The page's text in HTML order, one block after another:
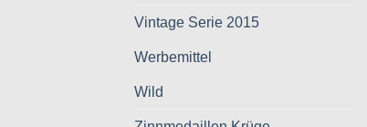
Vintage Serie 2015
Werbemittel
Wild